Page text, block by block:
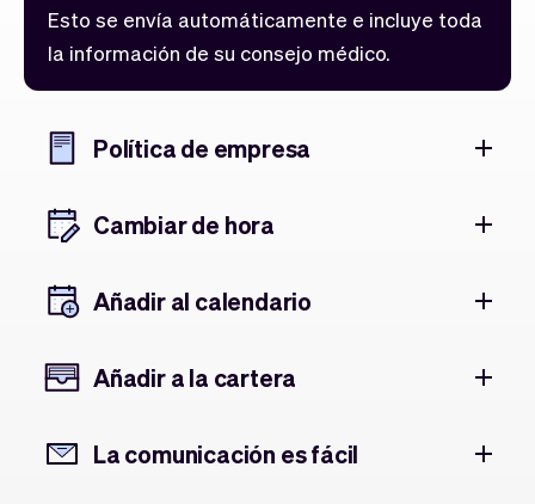
Esto se envía automáticamente e incluye toda
la información de su consejo médico.
Política de empresa
Cambiar de hora
Añadir al calendario
Añadir a la cartera
La comunicación es fácil